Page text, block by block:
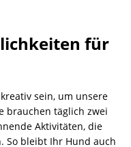
für
sein, um unsere
brauchen täglich zwei
Aktivitäten, die
So bleibt Ihr Hund auch